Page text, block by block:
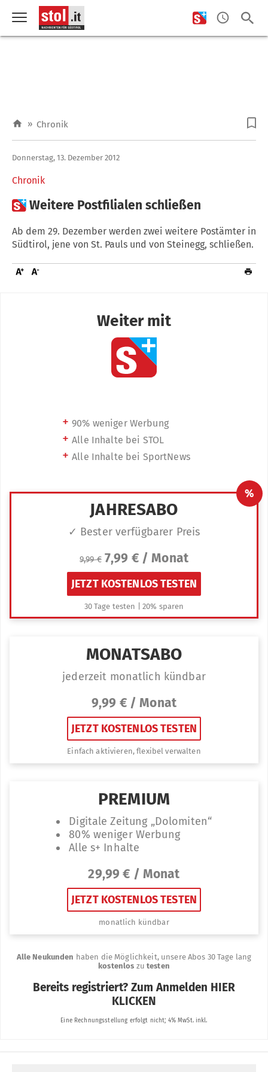
» Chronik
Chronik
Donnerstag, 13. Dezember 2012
Weitere Postfilialen schließen
Ab dem 29. Dezember werden zwei weitere Postämter in
Südtirol, jene von St. Pauls und von Steinegg, schließen.